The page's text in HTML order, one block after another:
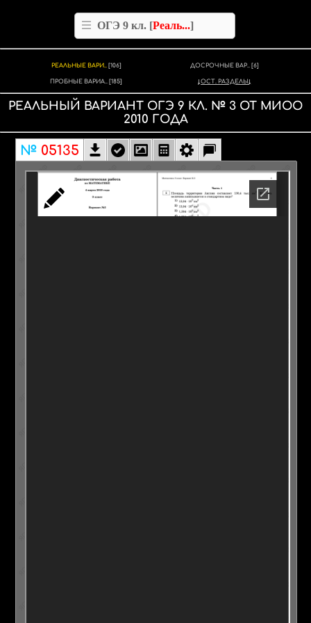
ОГЭ 9 кл. [Реаль...]
РЕАЛЬНЫЕ ВАРИ.. [106] ДОСРОЧНЫЕ ВАР.. [6]
ПРОБНЫЕ ВАРИА.. [185] ОСТ. РАЗДЕЛЫ
РЕАЛЬНЫЙ ВАРИАНТ ОГЭ 9 КЛ. № 3 ОТ МИОО
2010 ГОДА
№ 05135